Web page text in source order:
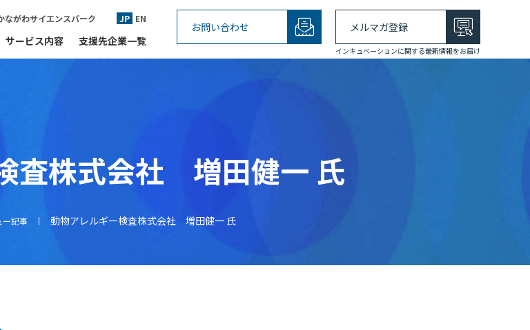
ながわサイエンスパーク JP EN
お問い合わせ メルマガ登録
インキュベーションに関する最新情報をお届け
サービス内容 支援先企業一覧
記事 動物アレルギー検査株式会社 増田健一 氏
査株式会社 増田健一 氏